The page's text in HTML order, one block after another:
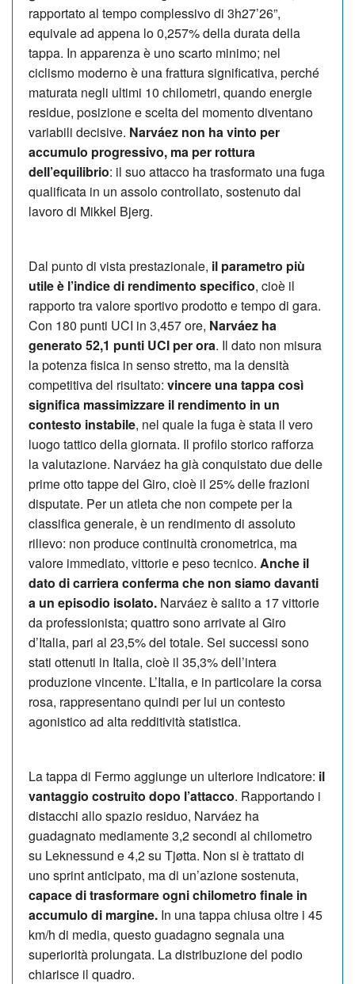
rapportato al tempo complessivo di 3h27’26”,
equivale ad appena lo 0,257% della durata della
tappa. In apparenza è uno scarto minimo; nel
ciclismo moderno è una frattura significativa, perché
maturata negli ultimi 10 chilometri, quando energie
residue, posizione e scelta del momento diventano
variabili decisive. Narváez non ha vinto per
accumulo progressivo, ma per rottura
dell’equilibrio: il suo attacco ha trasformato una fuga
qualificata in un assolo controllato, sostenuto dal
lavoro di Mikkel Bjerg.
Dal punto di vista prestazionale, il parametro più
utile è l’indice di rendimento specifico, cioè il
rapporto tra valore sportivo prodotto e tempo di gara.
Con 180 punti UCI in 3,457 ore, Narváez ha
generato 52,1 punti UCI per ora. Il dato non misura
la potenza fisica in senso stretto, ma la densità
competitiva del risultato: vincere una tappa così
significa massimizzare il rendimento in un
contesto instabile, nel quale la fuga è stata il vero
luogo tattico della giornata. Il profilo storico rafforza
la valutazione. Narváez ha già conquistato due delle
prime otto tappe del Giro, cioè il 25% delle frazioni
disputate. Per un atleta che non compete per la
classifica generale, è un rendimento di assoluto
rilievo: non produce continuità cronometrica, ma
valore immediato, vittorie e peso tecnico. Anche il
dato di carriera conferma che non siamo davanti
a un episodio isolato. Narváez è salito a 17 vittorie
da professionista; quattro sono arrivate al Giro
d’Italia, pari al 23,5% del totale. Sei successi sono
stati ottenuti in Italia, cioè il 35,3% dell’intera
produzione vincente. L’Italia, e in particolare la corsa
rosa, rappresentano quindi per lui un contesto
agonistico ad alta redditività statistica.
La tappa di Fermo aggiunge un ulteriore indicatore: il
vantaggio costruito dopo l’attacco. Rapportando i
distacchi allo spazio residuo, Narváez ha
guadagnato mediamente 3,2 secondi al chilometro
su Leknessund e 4,2 su Tjøtta. Non si è trattato di
uno sprint anticipato, ma di un’azione sostenuta,
capace di trasformare ogni chilometro finale in
accumulo di margine. In una tappa chiusa oltre i 45
km/h di media, questo guadagno segnala una
superiorità prolungata. La distribuzione del podio
chiarisce il quadro.